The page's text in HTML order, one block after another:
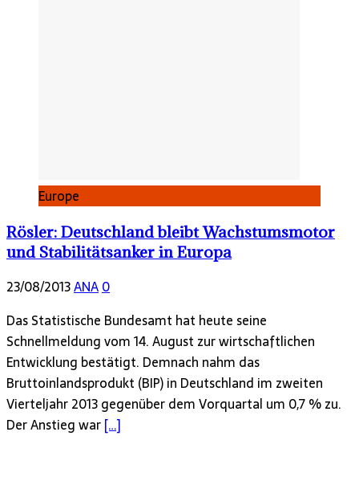
Europe
Rösler: Deutschland bleibt Wachstumsmotor
und Stabilitätsanker in Europa
23/08/2013ANA0
Das Statistische Bundesamt hat heute seine
Schnellmeldung vom 14. August zur wirtschaftlichen
Entwicklung bestätigt. Demnach nahm das
Bruttoinlandsprodukt (BIP) in Deutschland im zweiten
Vierteljahr 2013 gegenüber dem Vorquartal um 0,7 % zu.
Der Anstieg war[…]